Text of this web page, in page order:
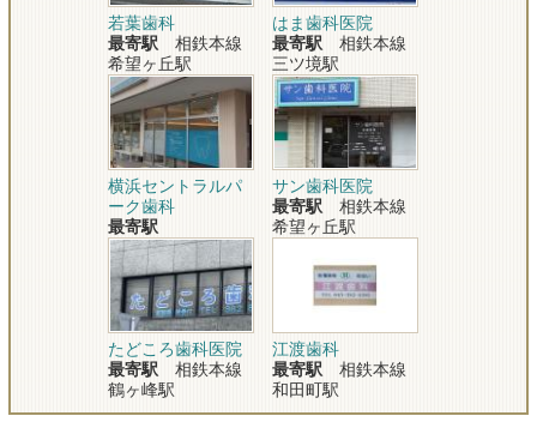
若葉歯科
最寄駅 相鉄本線
希望ヶ丘駅
はま歯科医院
最寄駅 相鉄本線
三ツ境駅
横浜セントラルパ
ーク歯科
最寄駅
サン歯科医院
最寄駅 相鉄本線
希望ヶ丘駅
たどころ歯科医院
最寄駅 相鉄本線
鶴ヶ峰駅
江渡歯科
最寄駅 相鉄本線
和田町駅